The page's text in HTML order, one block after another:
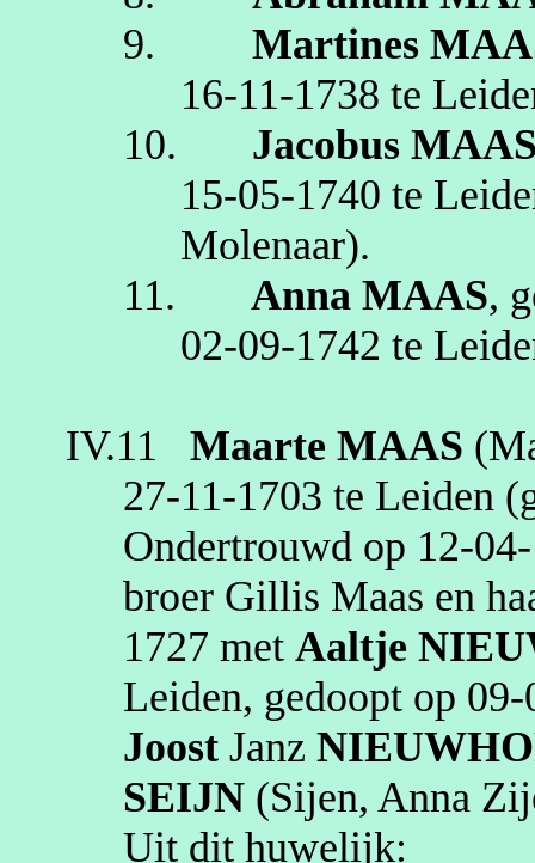
9.
Martines
16‑11‑1738 te
10.
Jacobus
15‑05‑1740 te
Molenaar).
11.
Anna MAAS,
02‑09‑1742 te
IV.11 Maarte MAAS
27‑11‑1703 te Leiden
Ondertrouwd op
broer Gillis Maas en
1727 metAaltje
Leiden, gedoopt op
Joost Janz
SEIJN (Sijen, Anna
Uit dit huwelijk: